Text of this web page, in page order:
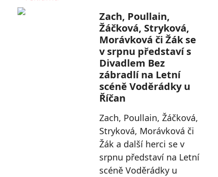
Zach, Poullain,
Žáčková, Stryková,
Morávková či Žák se
v srpnu představí s
Divadlem Bez
zábradlí na Letní
scéně Voděrádky u
Říčan
Zach, Poullain, Žáčková,
Stryková, Morávková či
Žák a další herci se v
srpnu představí na Letní
scéně Voděrádky u